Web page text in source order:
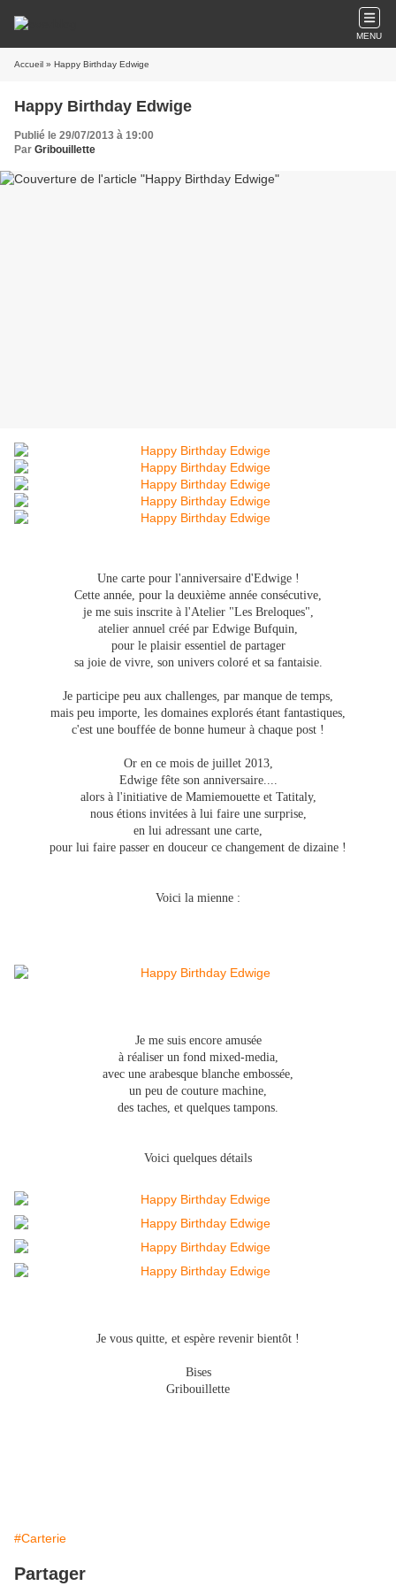
MENU
Accueil » Happy Birthday Edwige
Happy Birthday Edwige
Publié le 29/07/2013 à 19:00
Par Gribouillette
Une carte pour l'anniversaire d'Edwige !
Cette année, pour la deuxième année consécutive,
je me suis inscrite à l'Atelier "Les Breloques",
atelier annuel créé par Edwige Bufquin,
pour le plaisir essentiel de partager
sa joie de vivre, son univers coloré et sa fantaisie.
Je participe peu aux challenges, par manque de temps,
mais peu importe, les domaines explorés étant fantastiques,
c'est une bouffée de bonne humeur à chaque post !
Or en ce mois de juillet 2013,
Edwige fête son anniversaire....
alors à l'initiative de Mamiemouette et Tatitaly,
nous étions invitées à lui faire une surprise,
en lui adressant une carte,
pour lui faire passer en douceur ce changement de dizaine !
Voici la mienne :
Je me suis encore amusée
à réaliser un fond mixed-media,
avec une arabesque blanche embossée,
un peu de couture machine,
des taches, et quelques tampons.
Voici quelques détails
Je vous quitte, et espère revenir bientôt !
Bises
Gribouillette
#Carterie
Partager